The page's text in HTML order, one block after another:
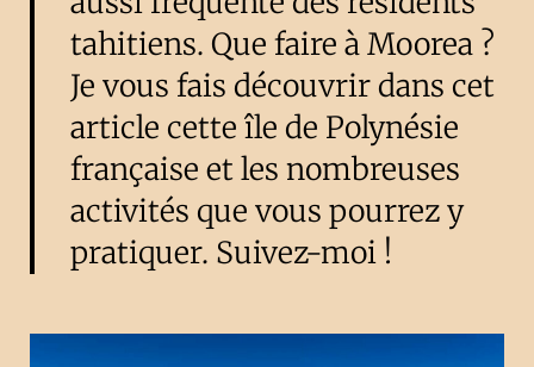
tahitiens. Que faire à Moorea ?
Je vous fais découvrir dans cet
article cette île de Polynésie
française et les nombreuses
activités que vous pourrez y
pratiquer. Suivez-moi !